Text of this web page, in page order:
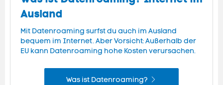
Ausland
Mit Datenroaming surfst du auch im Ausland
bequem im Internet. Aber Vorsicht: Außerhalb der
EU kann Datenroaming hohe Kosten verursachen.
Was ist Datenroaming?